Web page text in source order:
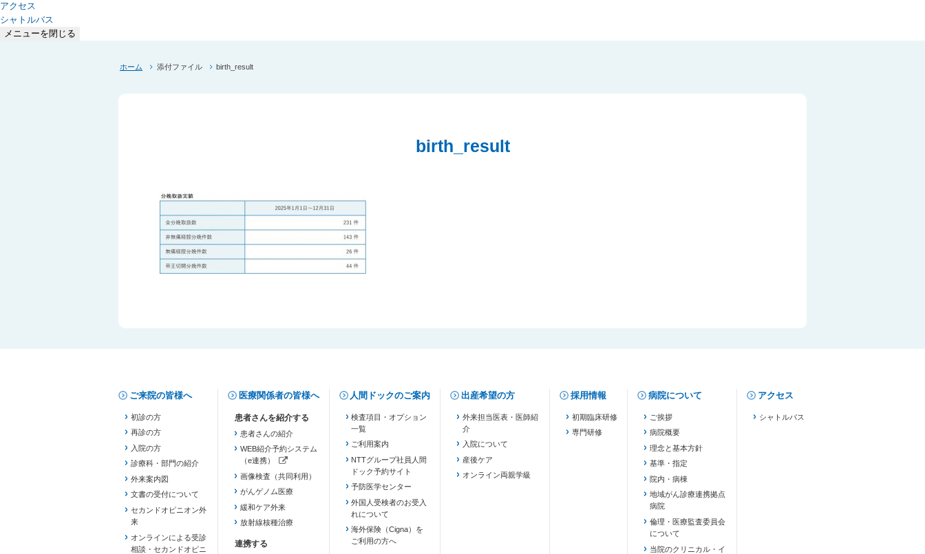
アクセス
シャトルバス
メニューを閉じる
ホーム 添付ファイル birth_result
birth_result
ご来院の皆様へ
初診の方
再診の方
入院の方
診療科・部門の紹介
外来案内図
文書の受付について
セカンドオピニオン外
来
オンラインによる受診
相談・セカンドオピニ
医療関係者の皆様へ
患者さんの紹介
WEB紹介予約システム
（e連携）
（新しいタブで開きます）
画像検査（共同利用）
がんゲノム医療
緩和ケア外来
放射線核種治療
人間ドックのご案内
検査項目・オプション
一覧
ご利用案内
NTTグループ社員人間
ドック予約サイト
予防医学センター
外国人受検者のお受入
れについて
海外保険（Cigna）を
ご利用の方へ
出産希望の方
外来担当医表・医師紹
介
入院について
産後ケア
オンライン両親学級
採用情報
初期臨床研修
専門研修
病院について
ご挨拶
病院概要
理念と基本方針
基準・指定
院内・病棟
地域がん診療連携拠点
病院
倫理・医療監査委員会
について
当院のクリニカル・イ
アクセス
シャトルバス